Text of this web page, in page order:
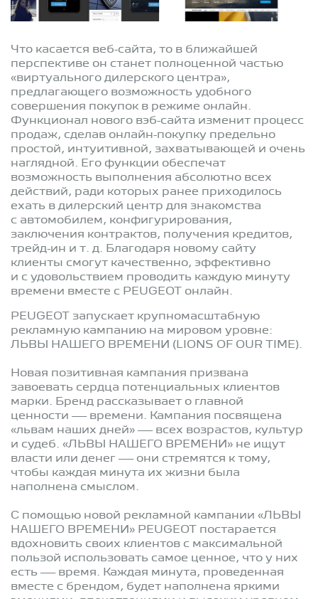
Что касается веб-сайта, то в ближайшей
перспективе он станет полноценной частью
«виртуального дилерского центра»,
предлагающего возможность удобного
совершения покупок в режиме онлайн.
Функционал нового вэб-сайта изменит процесс
продаж, сделав онлайн-покупку предельно
простой, интуитивной, захватывающей и очень
наглядной. Его функции обеспечат
возможность выполнения абсолютно всех
действий, ради которых ранее приходилось
ехать в дилерский центр для знакомства
с автомобилем, конфигурирования,
заключения контрактов, получения кредитов,
трейд-ин и т. д.
Благодаря новому сайту
клиенты смогут качественно, эффективно
и с удовольствием проводить каждую минуту
времени вместе с PEUGEOT онлайн.
PEUGEOT запускает крупномасштабную
рекламную кампанию на мировом уровне:
ЛЬВЫ НАШЕГО ВРЕМЕНИ (LIONS OF OUR TIME).
Новая позитивная кампания призвана
завоевать сердца потенциальных клиентов
марки. Бренд рассказывает о главной
ценности — времени. Кампания посвящена
«львам наших дней» — всех возрастов, культур
и судеб. «ЛЬВЫ НАШЕГО ВРЕМЕНИ» не ищут
власти или денег — они стремятся к тому,
чтобы каждая минута их жизни была
наполнена смыслом.
С помощью новой рекламной кампании «ЛЬВЫ
НАШЕГО ВРЕМЕНИ» PEUGEOT постарается
вдохновить своих клиентов с максимальной
пользой использовать самое ценное, что у них
есть — время. Каждая минута, проведенная
вместе с брендом, будет наполнена яркими